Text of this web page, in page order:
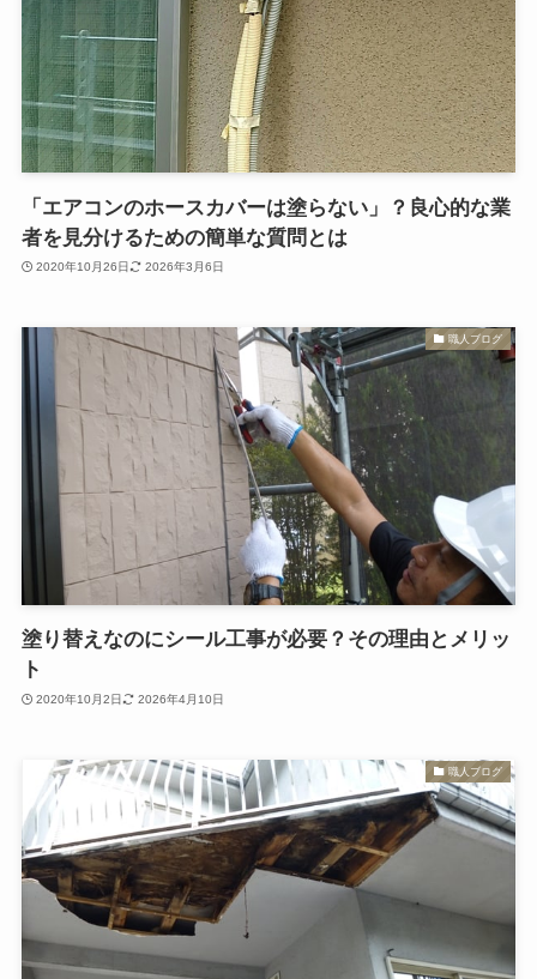
「エアコンのホースカバーは塗らない」？良心的な業
者を見分けるための簡単な質問とは
2020年10月26日 2026年3月6日
職人ブログ
塗り替えなのにシール工事が必要？その理由とメリッ
ト
2020年10月2日 2026年4月10日
職人ブログ